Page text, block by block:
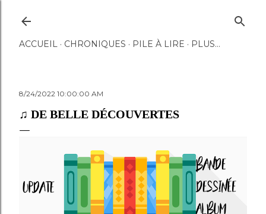
ACCUEIL CHRONIQUES PILE À LIRE PLUS…
8/24/2022 10:00:00 AM
♫ DE BELLE DÉCOUVERTES